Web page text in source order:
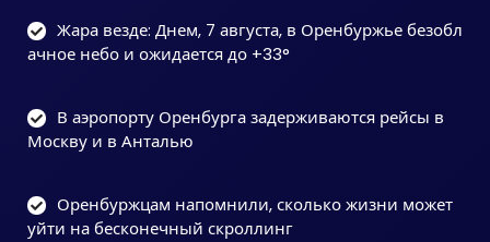
Жара везде: Днем, 7 августа, в Оренбуржье безобл
ачное небо и ожидается до +33°
В аэропорту Оренбурга задерживаются рейсы в
Москву и в Анталью
Оренбуржцам напомнили, сколько жизни может
уйти на бесконечный скроллинг